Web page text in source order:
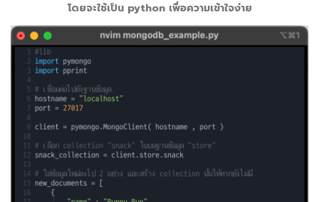
โดยจะใช้เป็นpython เพื่อความเข้าใจง่าย